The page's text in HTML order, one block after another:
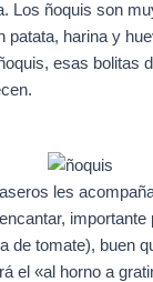
Los ñoquis son
patata, harina y
esas bolitas
les
importante
de tomate), buen
el «al horno a